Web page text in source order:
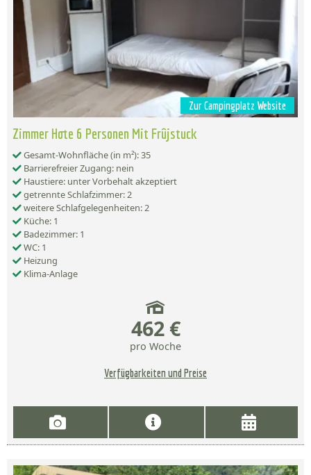
Zur Campingplatz Website
Zimmer Hote 6 Personen Mit Frûjstuck
Gesamt-Wohnfläche (in m²): 35
Barrierefreier Zugang: nein
Haustiere: unter Vorbehalt akzeptiert
getrennte Schlafzimmer: 2
weitere Schlafgelegenheiten: 2
Küche: 1
Badezimmer: 1
WC: 1
Heizung
Klima-Anlage
462 €
pro Woche
Verfügbarkeiten und Preise